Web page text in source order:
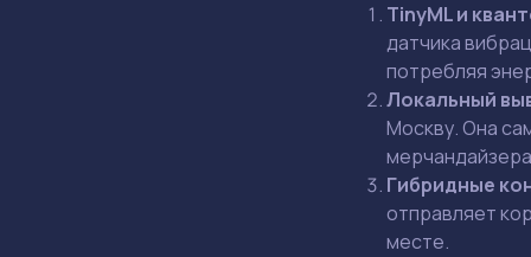
TinyML и
датчика
потребляя
Локальный
Москву. Она
Гибридные
отправляет
месте.